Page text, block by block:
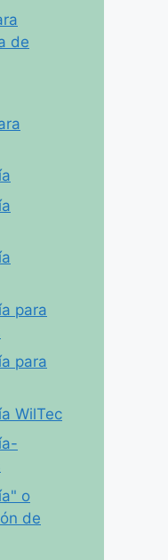
de
para
para
WilTec
o
de